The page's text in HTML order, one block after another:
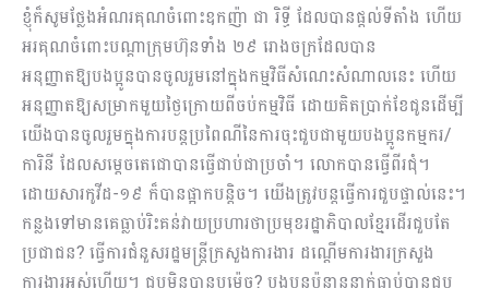
ខ្ញុំក៏សូមថ្លែងអំណរគុណចំពោះឧកញ៉ា ជា រិទ្ធី ដែលបានផ្ដល់ទីតាំង ហើយ
អរគុណចំពោះបណ្ដាក្រុមហ៊ុនទាំង ២៩ រោងចក្រដែលបាន
អនុញ្ញាតឱ្យបងប្អូនបានចូលរួមនៅក្នុងកម្មវិធីសំណេះសំណាលនេះ ហើយ
អនុញ្ញាតឱ្យសម្រាកមួយថ្ងៃក្រោយពីចប់កម្មវិធី ដោយគិតប្រាក់ខែជូនដើម្បី
យើងបានចូលរួមក្នុងការបន្តប្រពៃណីនៃការចុះជួបជាមួយបងប្អូនកម្មករ/
ការិនី ដែលសម្ដេចតេជោបានធ្វើជាប់ជាប្រចាំ។ លោកបានធ្វើពីរជុំ។
ដោយសារកូវីដ​-១៩ ក៏បានផ្អាកបន្ដិច។ យើងត្រូវបន្តធើ្វការជួបផ្ទាល់នេះ។
កន្លងទៅមានគេធ្លាប់រិះគន់វាយប្រហារថាប្រមុខរដ្ឋាភិបាលខ្មែរដើរជួបតែ
ប្រជាជន? ធ្វើការជំនួសរដ្ឋមន្រ្តីក្រសួងការងារ ដណ្ដើមការងារក្រសួង